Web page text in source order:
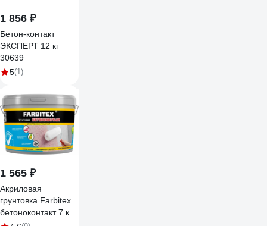
1 856 ₽
Бетон-контакт
ЭКСПЕРТ 12 кг
30639
5(1)
1 565 ₽
Акриловая
грунтовка Farbitex
бетоноконтакт 7 кг